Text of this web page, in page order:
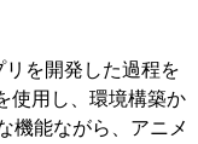
を開発した過程を
使用し、環境構築か
機能ながら、アニメ